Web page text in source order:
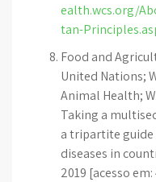
ealth.wcs.org/
tan-
Food and
United Nations;
Animal Health;
Taking a
a tripartite
diseases in
2019 [acesso